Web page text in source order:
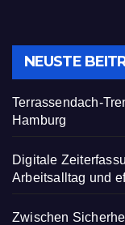
NEUSTE
Terrassendach-
Hamburg
Digitale
Arbeitsalltag und
Zwischen